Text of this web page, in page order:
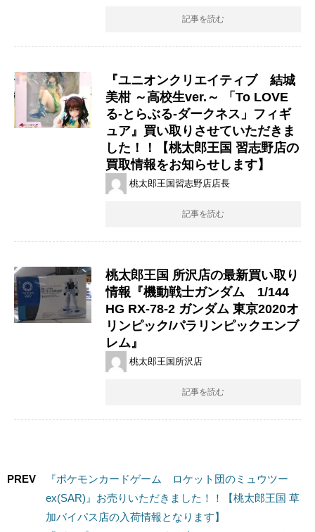
記事を読む
『ユニオンクリエイティブ 結城
美柑 ​～高校生ver.～ ​「To ​LOVE
る-とらぶる-ダークネス」フィギ
ュア』買い取りさせていただきま
した！！【桃太郎王国 習志野店の
買取情報をお知らせします】
桃太郎王国習志野店店長
記事を読む
桃太郎王国 所沢店の最新買い取り
情報『機動戦士ガンダム 1/144 ​
HG ​RX-78-2 ​ガンダム ​東京2020オ
リンピック/パラリンピックエンブ
レム』
桃太郎王国所沢店
記事を読む
PREV
『ポケモンカードゲーム ロケット団のミュウツー
ex(SAR)』お売りいただきました！！【桃太郎王国 草
加バイパス店の入荷情報となります】